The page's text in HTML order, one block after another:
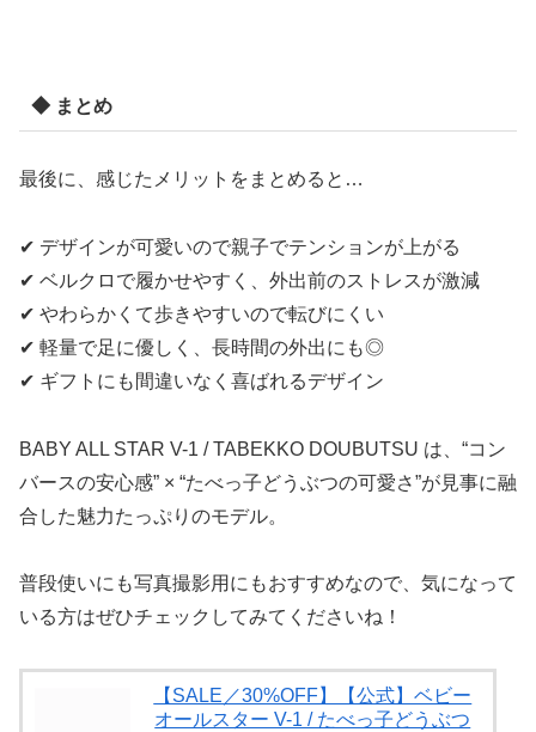
◆ まとめ
最後に、感じたメリットをまとめると…
✔ デザインが可愛いので親子でテンションが上がる
✔ ベルクロで履かせやすく、外出前のストレスが激減
✔ やわらかくて歩きやすいので転びにくい
✔ 軽量で足に優しく、長時間の外出にも◎
✔ ギフトにも間違いなく喜ばれるデザイン
BABY ALL STAR V-1 / TABEKKO DOUBUTSU は、“コン
バースの安心感” × “たべっ子どうぶつの可愛さ”が見事に融
合した魅力たっぷりのモデル。
普段使いにも写真撮影用にもおすすめなので、気になって
いる方はぜひチェックしてみてくださいね！
【SALE／30%OFF】【公式】ベビー
オールスター V-1 / たべっ子どうぶつ